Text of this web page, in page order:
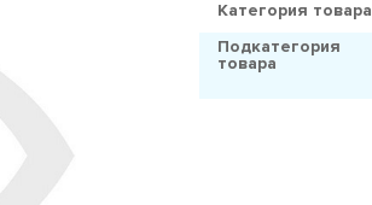
Категория товара
Подкатегория
товара